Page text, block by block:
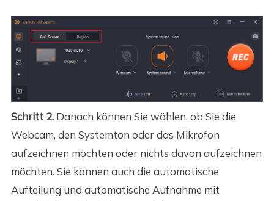
Schritt 2.Danach können Sie wählen, ob Sie die
Webcam, den Systemton oder das Mikrofon
aufzeichnen möchten oder nichts davon aufzeichnen
möchten. Sie können auch die automatische
Aufteilung und automatische Aufnahme mit